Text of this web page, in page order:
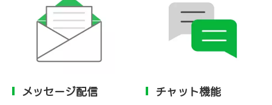
メッセージ配信 チャット機能